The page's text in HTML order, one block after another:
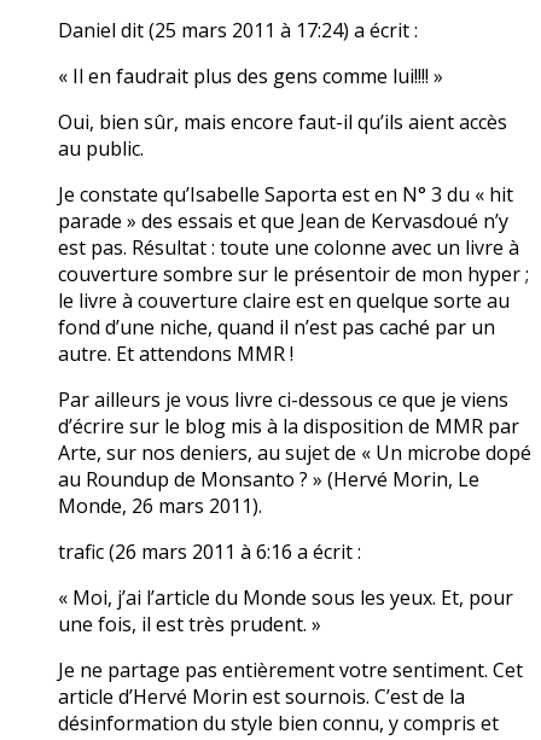
Daniel dit (25 mars 2011 à 17:24) a écrit :
« Il en faudrait plus des gens comme lui!!!! »
Oui, bien sûr, mais encore faut-il qu’ils aient accès
au public.
Je constate qu’Isabelle Saporta est en N° 3 du « hit
parade » des essais et que Jean de Kervasdoué n’y
est pas. Résultat : toute une colonne avec un livre à
couverture sombre sur le présentoir de mon hyper ;
le livre à couverture claire est en quelque sorte au
fond d’une niche, quand il n’est pas caché par un
autre. Et attendons MMR !
Par ailleurs je vous livre ci-dessous ce que je viens
d’écrire sur le blog mis à la disposition de MMR par
Arte, sur nos deniers, au sujet de « Un microbe dopé
au Roundup de Monsanto ? » (Hervé Morin, Le
Monde, 26 mars 2011).
trafic (26 mars 2011 à 6:16 a écrit :
« Moi, j’ai l’article du Monde sous les yeux. Et, pour
une fois, il est très prudent. »
Je ne partage pas entièrement votre sentiment. Cet
article d’Hervé Morin est sournois. C’est de la
désinformation du style bien connu, y compris et